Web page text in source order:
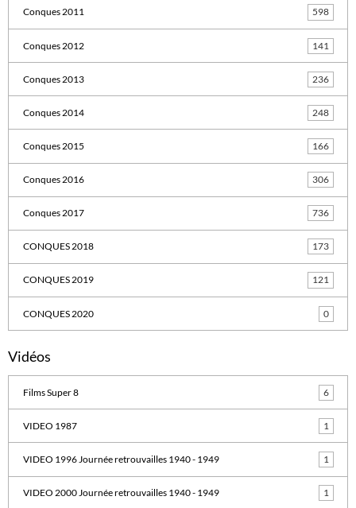
Conques 2011 598
Conques 2012 141
Conques 2013 236
Conques 2014 248
Conques 2015 166
Conques 2016 306
Conques 2017 736
CONQUES 2018 173
CONQUES 2019 121
CONQUES 2020 0
Vidéos
Films Super 8 6
VIDEO 1987 1
VIDEO 1996 Journée retrouvailles 1940 - 1949 1
VIDEO 2000 Journée retrouvailles 1940 - 1949 1